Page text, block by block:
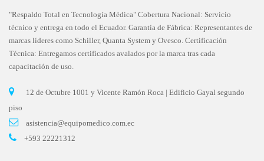
"Respaldo Total en Tecnología Médica" Cobertura Nacional: Servicio
técnico y entrega en todo el Ecuador. Garantía de Fábrica: Representantes de
marcas líderes como Schiller, Quanta System y Ovesco. Certificación
Técnica: Entregamos certificados avalados por la marca tras cada
capacitación de uso.
12 de Octubre 1001 y Vicente Ramón Roca | Edificio Gayal segundo
piso
asistencia@equipomedico.com.ec
+593 22221312